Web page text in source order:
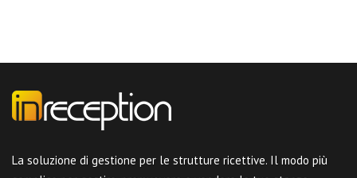
La soluzione di gestione per le strutture ricettive. Il modo più